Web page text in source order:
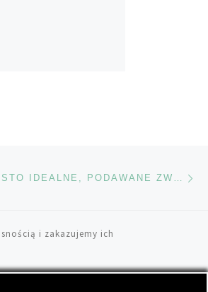
SZARLOTKA Z MARIHUANĄ (CIASTO IDEALNE, PODAWANE ZWŁASZCZA NA CIEPŁO Z GAŁKĄ LODÓW)
i zakazujemy ich